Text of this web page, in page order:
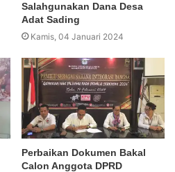
Salahgunakan Dana Desa
Adat Sading
Kamis, 04 Januari 2024
Perbaikan Dokumen Bakal
Calon Anggota DPRD